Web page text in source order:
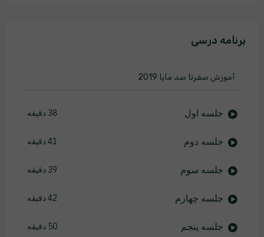
برنامه درسی
آموزش صفرتا صد مایا 2019
جلسه اول 38 دقیقه
جلسه دوم 41 دقیقه
جلسه سوم 39 دقیقه
جلسه چهارم 42 دقیقه
جلسه پنجم 50 دقیقه